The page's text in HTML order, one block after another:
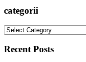
categorii
categorii
Recent Posts